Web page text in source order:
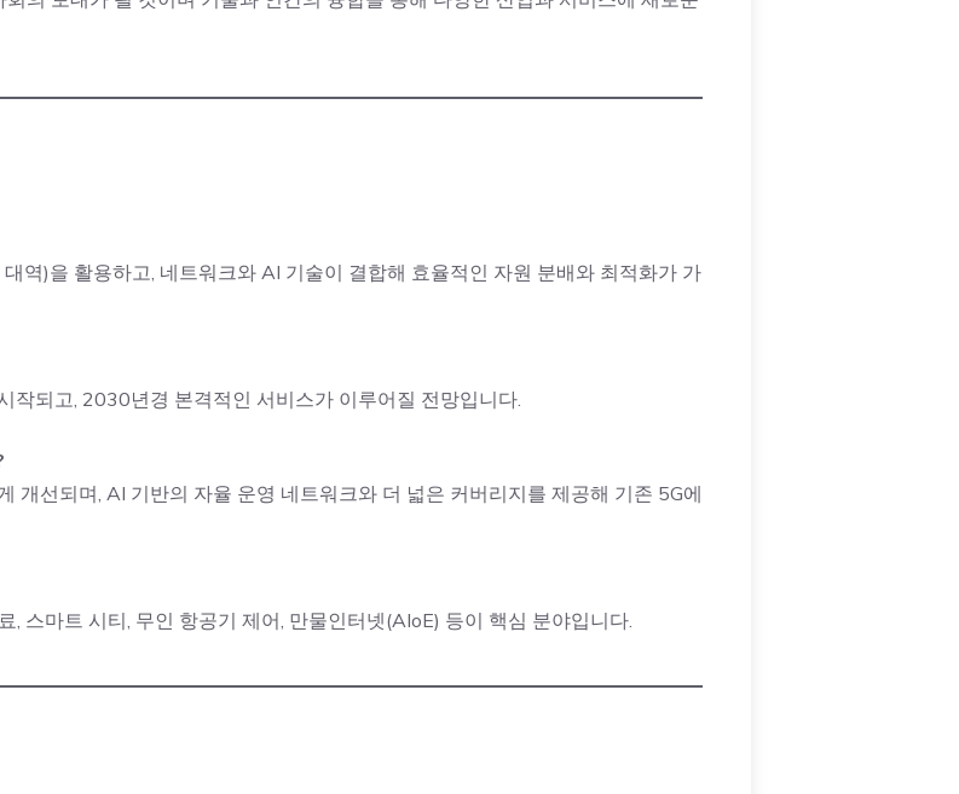
역)을 활용하고, 네트워크와 AI 기술이 결합해 효율적인 자원 분배와 최적화가 가
작되고, 2030년경 본격적인 서비스가 이루어질 전망입니다.
개선되며, AI 기반의 자율 운영 네트워크와 더 넓은 커버리지를 제공해 기존 5G에
, 스마트 시티, 무인 항공기 제어, 만물인터넷(AIoE) 등이 핵심 분야입니다.